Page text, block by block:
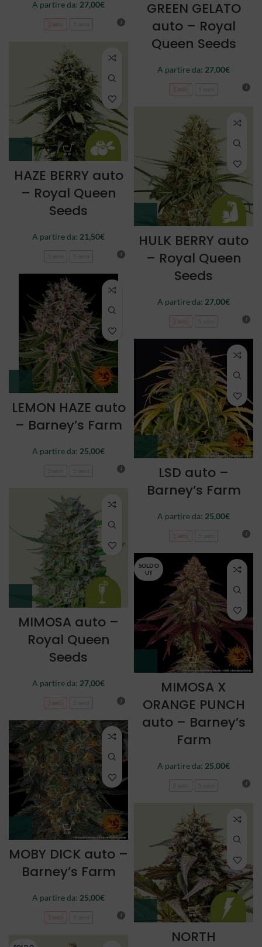
A partire da: 27,00€
3 semi
GREEN GELATO
auto – Royal
Queen Seeds
A partire da: 27,00€
3 semi
HAZE BERRY auto
– Royal Queen
Seeds
A partire da: 21,50€
HULK BERRY auto
– Royal Queen
Seeds
A partire da: 27,00€
3 semi
LEMON HAZE auto
– Barney’s Farm
A partire da: 25,00€
LSD auto –
Barney’s Farm
A partire da: 25,00€
3 semi
MIMOSA auto –
Royal Queen
Seeds
A partire da: 27,00€
3 semi
SOLD O
UT
MIMOSA X
ORANGE PUNCH
auto – Barney’s
Farm
A partire da: 25,00€
MOBY DICK auto –
Barney’s Farm
A partire da: 25,00€
3 semi
NORTH